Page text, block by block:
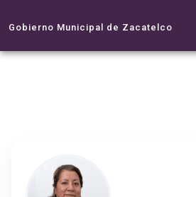
Gobierno Municipal de Zacatelco